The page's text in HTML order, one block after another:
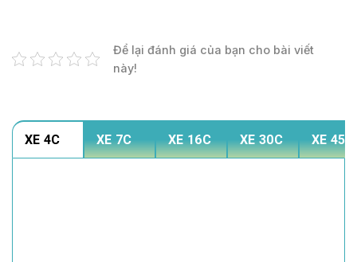
Để lại đánh giá của bạn cho bài viết
này!
XE 4C XE 7C XE 16C XE 30C XE 45C